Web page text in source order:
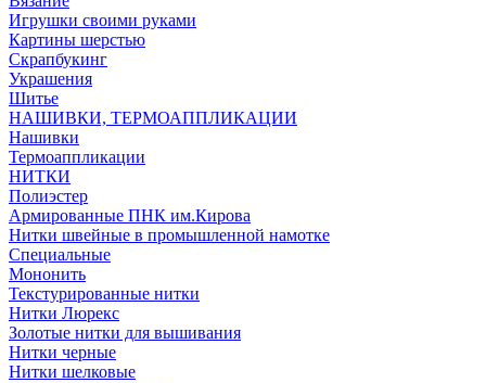
Игрушки своими руками
Картины шерстью
Скрапбукинг
Украшения
Шитье
НАШИВКИ, ТЕРМОАППЛИКАЦИИ
Нашивки
Термоаппликации
НИТКИ
Полиэстер
Армированные ПНК им.Кирова
Нитки швейные в промышленной намотке
Специальные
Мононить
Текстурированные нитки
Нитки Люрекс
Золотые нитки для вышивания
Нитки черные
Нитки шелковые